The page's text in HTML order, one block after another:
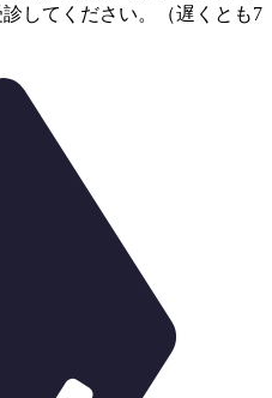
してください。（遅くとも7